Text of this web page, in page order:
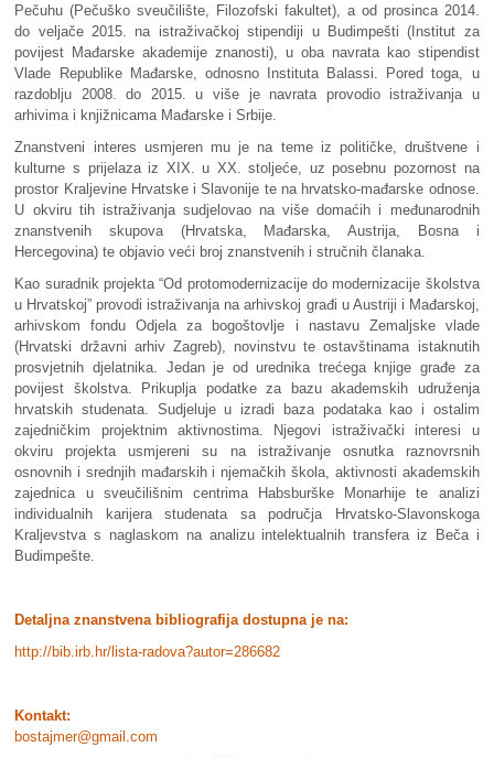
Pečuhu (Pečuško sveučilište, Filozofski fakultet), a od prosinca 2014.
do veljače 2015. na istraživačkoj stipendiji u Budimpešti (Institut za
povijest Mađarske akademije znanosti), u oba navrata kao stipendist
Vlade Republike Mađarske, odnosno Instituta Balassi. Pored toga, u
razdoblju 2008. do 2015. u više je navrata provodio istraživanja u
arhivima i knjižnicama Mađarske i Srbije.
Znanstveni interes usmjeren mu je na teme iz političke, društvene i
kulturne s prijelaza iz XIX. u XX. stoljeće, uz posebnu pozornost na
prostor Kraljevine Hrvatske i Slavonije te na hrvatsko-mađarske odnose.
U okviru tih istraživanja sudjelovao na više domaćih i međunarodnih
znanstvenih skupova (Hrvatska, Mađarska, Austrija, Bosna i
Hercegovina) te objavio veći broj znanstvenih i stručnih članaka.
Kao suradnik projekta “Od protomodernizacije do modernizacije školstva
u Hrvatskoj” provodi istraživanja na arhivskoj građi u Austriji i Mađarskoj,
arhivskom fondu Odjela za bogoštovlje i nastavu Zemaljske vlade
(Hrvatski državni arhiv Zagreb), novinstvu te ostavštinama istaknutih
prosvjetnih djelatnika. Jedan je od urednika trećega knjige građe za
povijest školstva. Prikuplja podatke za bazu akademskih udruženja
hrvatskih studenata. Sudjeluje u izradi baza podataka kao i ostalim
zajedničkim projektnim aktivnostima. Njegovi istraživački interesi u
okviru projekta usmjereni su na istraživanje osnutka raznovrsnih
osnovnih i srednjih mađarskih i njemačkih škola, aktivnosti akademskih
zajednica u sveučilišnim centrima Habsburške Monarhije te analizi
individualnih karijera studenata sa područja Hrvatsko-Slavonskoga
Kraljevstva s naglaskom na analizu intelektualnih transfera iz Beča i
Budimpešte.
Detaljna znanstvena bibliografija dostupna je na:
http://bib.irb.hr/lista-radova?autor=286682
Kontakt:
bostajmer@gmail.com